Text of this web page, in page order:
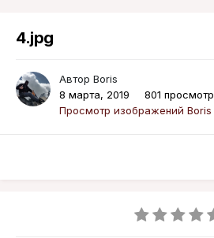
4.jpg
Автор Boris
8 марта, 2019
801 просмотр
Просмотр изображений Boris